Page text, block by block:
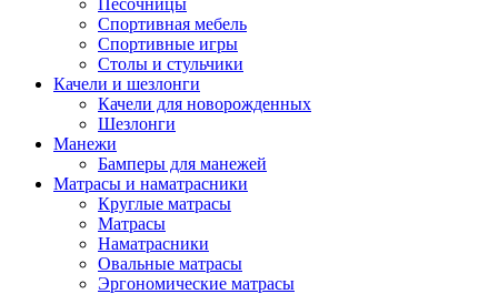
Песочницы
Спортивная мебель
Спортивные игры
Столы и стульчики
Качели и шезлонги
Качели для новорожденных
Шезлонги
Манежи
Бамперы для манежей
Матрасы и наматрасники
Круглые матрасы
Матрасы
Наматрасники
Овальные матрасы
Эргономические матрасы